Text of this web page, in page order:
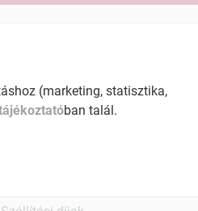
(marketing, statisztika,
ban talál.